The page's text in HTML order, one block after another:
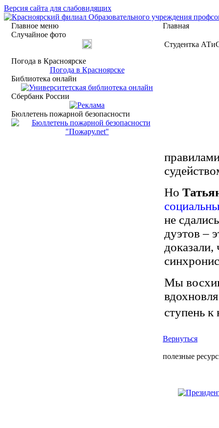
Версия сайта для слабовидящих
Главное меню
Случайное фото
Погода в Красноярске
Погода в Красноярске
Библиотека онлайн
Сбербанк России
Бюллетень пожарной безопасности
Главная
Студентка
Но
не
дуэтов –
Мы
ступень
Вернуться
полезные